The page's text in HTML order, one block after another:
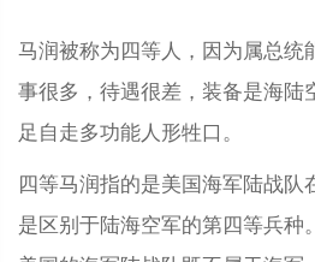
马润被称为四等人，因为属总统
事很多，待遇很差，装备是海陆
足自走多功能人形牲口。
四等马润指的是美国海军陆战队
是区别于陆海空军的第四等兵种